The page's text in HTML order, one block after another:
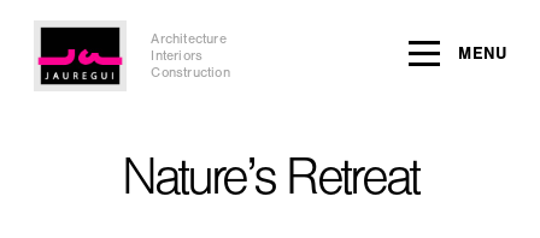
Architecture
Interiors
Construction
MENU
Nature’s Retreat